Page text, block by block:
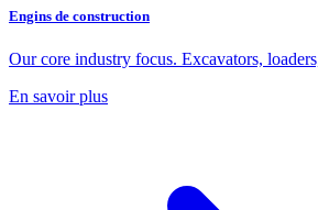
Engins de construction
Our core industry focus. Excavators,
En savoir plus